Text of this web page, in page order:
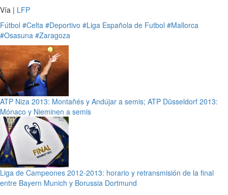
Vía | LFP
Fútbol #Celta #Deportivo #Liga Española de Futbol #Mallorca
#Osasuna #Zaragoza
ATP Niza 2013: Montañés y Andújar a semis; ATP Düsseldorf 2013:
Mónaco y Nieminen a semis
Liga de Campeones 2012-2013: horario y retransmisión de la final
entre Bayern Munich y Borussia Dortmund